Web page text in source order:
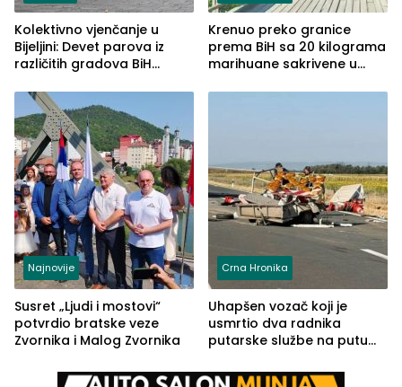
Kolektivno vjenčanje u
Bijeljini: Devet parova iz
različitih gradova BiH
Krenuo preko granice
prema BiH sa 20 kilograma
marihuane sakrivene u
Najnovije
Susret „Ljudi i mostovi“
potvrdio bratske veze
Zvornika i Malog Zvornika
Crna Hronika
Uhapšen vozač koji je
usmrtio dva radnika
putarske službe na putu
(FOTO)